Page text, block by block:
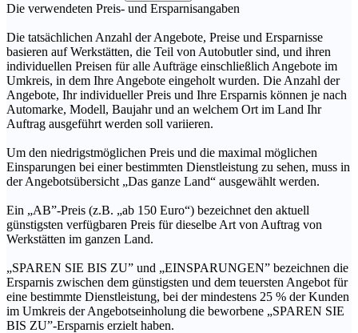
Die verwendeten Preis- und Ersparnisangaben
Die tatsächlichen Anzahl der Angebote, Preise und Ersparnisse
basieren auf Werkstätten, die Teil von Autobutler sind, und ihren
individuellen Preisen für alle Aufträge einschließlich Angebote im
Umkreis, in dem Ihre Angebote eingeholt wurden. Die Anzahl der
Angebote, Ihr individueller Preis und Ihre Ersparnis können je nach
Automarke, Modell, Baujahr und an welchem Ort im Land Ihr
Auftrag ausgeführt werden soll variieren.
Um den niedrigstmöglichen Preis und die maximal möglichen
Einsparungen bei einer bestimmten Dienstleistung zu sehen, muss in
der Angebotsübersicht „Das ganze Land“ ausgewählt werden.
Ein „AB”-Preis (z.B. „ab 150 Euro“) bezeichnet den aktuell
günstigsten verfügbaren Preis für dieselbe Art von Auftrag von
Werkstätten im ganzen Land.
„SPAREN SIE BIS ZU” und „EINSPARUNGEN” bezeichnen die
Ersparnis zwischen dem günstigsten und dem teuersten Angebot für
eine bestimmte Dienstleistung, bei der mindestens 25 % der Kunden
im Umkreis der Angebotseinholung die beworbene „SPAREN SIE
BIS ZU”-Ersparnis erzielt haben.